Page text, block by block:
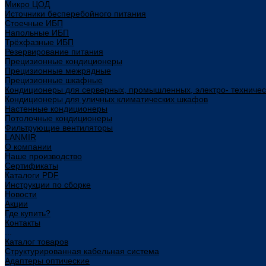
Микро ЦОД
Источники бесперебойного питания
Стоечные ИБП
Напольные ИБП
Трёхфазные ИБП
Резервирование питания
Прецизионные кондиционеры
Прецизионные межрядные
Прецизионные шкафные
Кондиционеры для серверных, промышленных, электро-
Кондиционеры для уличных климатических шкафов
Настенные кондиционеры
Потолочные кондиционеры
Фильтрующие вентиляторы
LANMIR
О компании
Наше производство
Сертификаты
Каталоги PDF
Инструкции по сборке
Новости
Акции
Где купить?
Контакты
Каталог товаров
Структурированная кабельная система
Адаптеры оптические